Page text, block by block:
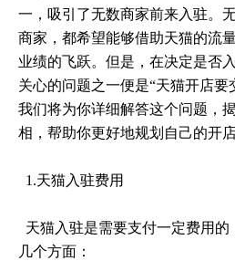
一，吸引了无数商家前来入驻。
商家，都希望能够借助天猫的流
业绩的飞跃。但是，在决定是否
关心的问题之一便是“天猫开店要
我们将为你详细解答这个问题，
相，帮助你更好地规划自己的开店
1.天猫入驻费用
天猫入驻是需要支付一定费用
几个方面：